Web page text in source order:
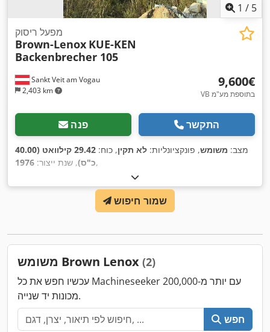
1 / 5
Sankt Veit am Vogau
2,403 km
מפעל ריסוק
Brown-Lenox KUE-KEN
Backenbrecher 105
‏9,600 ‏€
VB בתוספת מע"מ
פנה התקשר
מצב: משומש, פונקציונליות: לא תקין, כוח:
29.42 קילוואט (40.00
כ"ס), שנת ייצור: 1976 ,
שמור חיפוש
משומש Brown Lenox (2)
עכשיו חפש את כל Machineseeker עם יותר מ-200,000
מכונות יד שנייה.
חפש